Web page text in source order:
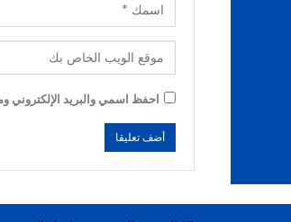
احفظ اسمي والبريد الإلكتروني